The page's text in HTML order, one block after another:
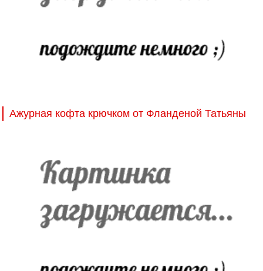
Ажурная кофта крючком от Фланденой Татьяны